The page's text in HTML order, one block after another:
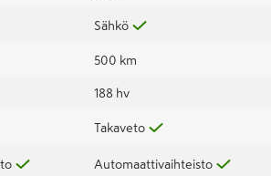
Sähkö
500 km
188 hv
Takaveto
Automaattivaihteisto